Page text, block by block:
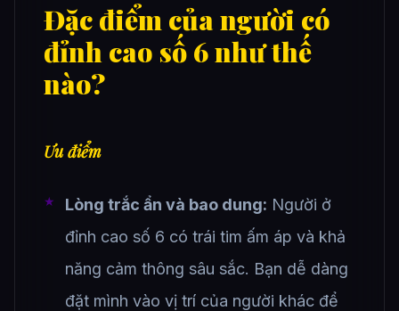
Đặc điểm của người có
đỉnh cao số 6 như thế
nào?
Ưu điểm
Lòng trắc ẩn và bao dung: Người ở
đỉnh cao số 6 có trái tim ấm áp và khả
năng cảm thông sâu sắc. Bạn dễ dàng
đặt mình vào vị trí của người khác để